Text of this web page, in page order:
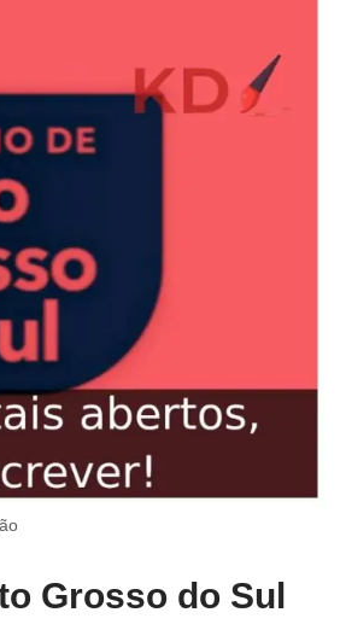
Grosso do Sul